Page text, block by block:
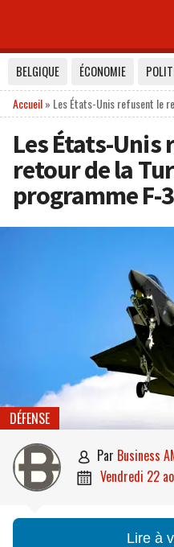
BELGIQUE ÉCONOMIE
Accueil» Les États-Unis refusent le
Les États-Unis
retour de la
programme F-
DÉFENSE
 par Business
 vendredi 22
Lire à